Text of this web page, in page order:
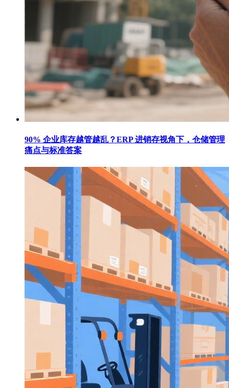
90% 企业库存越管越乱？ERP 进销存视角下，仓储管理
痛点与标准答案